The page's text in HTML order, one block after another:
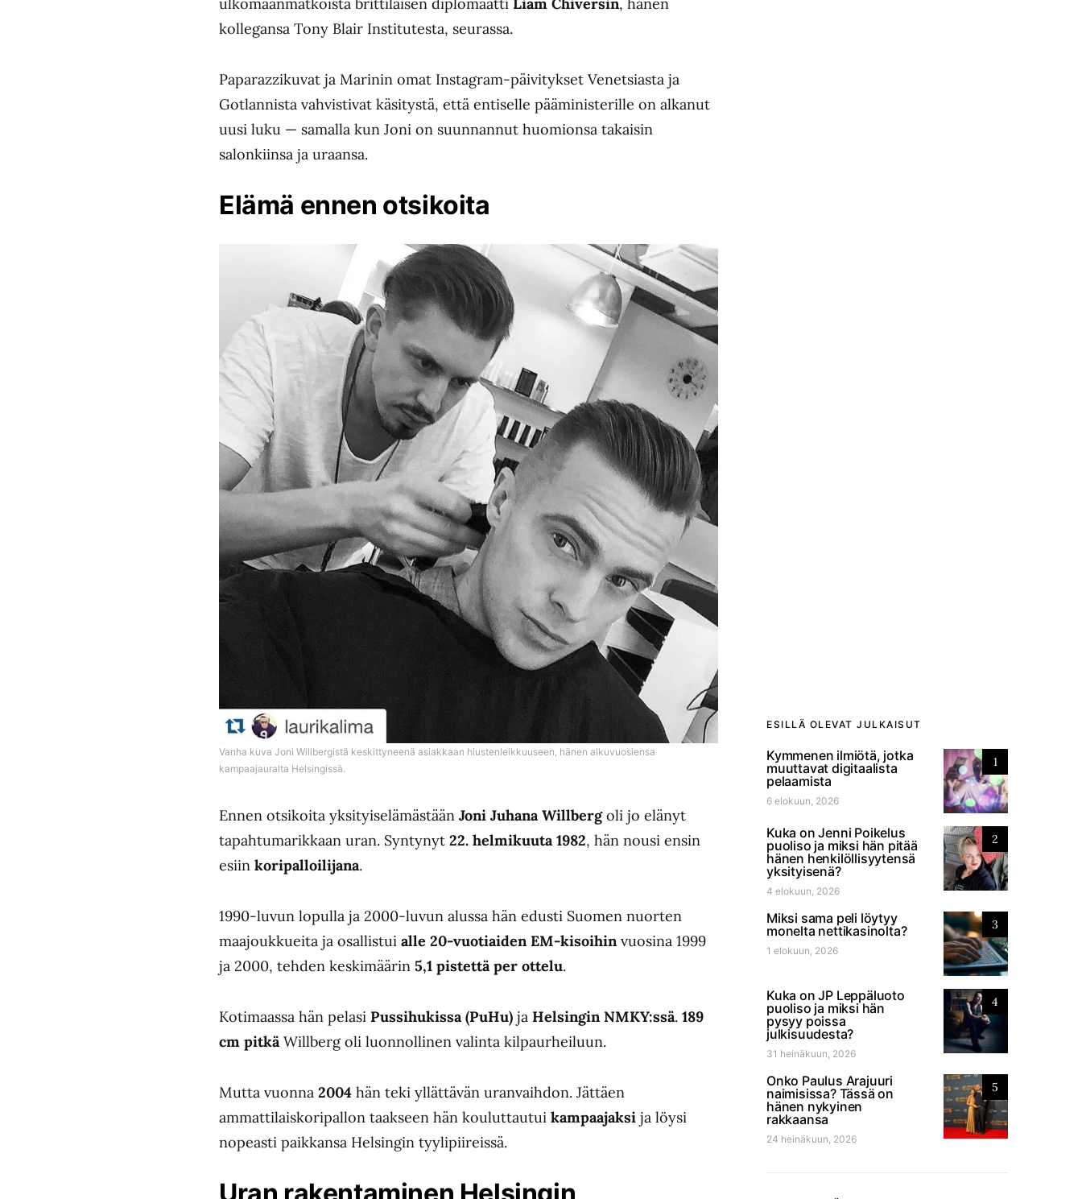
ulkomaanmatkoista brittiläisen diplomaatti Liam Chiversin, hänen
kollegansa Tony Blair Institutesta, seurassa.
Paparazzikuvat ja Marinin omat Instagram-päivitykset Venetsiasta ja
Gotlannista vahvistivat käsitystä, että entiselle pääministerille on alkanut
uusi luku — samalla kun Joni on suunnannut huomionsa takaisin
salonkiinsa ja uraansa.
Elämä ennen otsikoita
Vanha kuva Joni Willbergistä keskittyneenä asiakkaan hiustenleikkuuseen, hänen alkuvuosiensa
kampaajauralta Helsingissä.
Ennen otsikoita yksityiselämästään Joni Juhana Willbergoli jo elänyt
tapahtumarikkaan uran. Syntynyt 22. helmikuuta 1982, hän nousi ensin
esiin koripalloilijana.
1990-luvun lopulla ja 2000-luvun alussa hän edusti Suomen nuorten
maajoukkueita ja osallistui alle 20-vuotiaiden EM-kisoihinvuosina 1999
ja 2000, tehden keskimäärin 5,1 pistettä per ottelu.
Kotimaassa hän pelasi Pussihukissa (PuHu) ja Helsingin NMKY:ssä. 189
cm pitkäWillberg oli luonnollinen valinta kilpaurheiluun.
Mutta vuonna 2004 hän teki yllättävän uranvaihdon. Jättäen
ammattilaiskoripallon taakseen hän kouluttautui kampaajaksi ja löysi
nopeasti paikkansa Helsingin tyylipiireissä.
ESILLÄ OLEVAT JULKAISUT
1
Kymmenen ilmiötä, jotka
muuttavat digitaalista
pelaamista
6 elokuun, 2026
2
Kuka on Jenni Poikelus
puoliso ja miksi hän pitää
hänen henkilöllisyytensä
yksityisenä?
4 elokuun, 2026
3
Miksi sama peli löytyy
monelta nettikasinolta?
1 elokuun, 2026
4
Kuka on JP Leppäluoto
puoliso ja miksi hän
pysyy poissa
julkisuudesta?
31 heinäkuun, 2026
5
Onko Paulus Arajuuri
naimisissa? Tässä on
hänen nykyinen
rakkaansa
24 heinäkuun, 2026